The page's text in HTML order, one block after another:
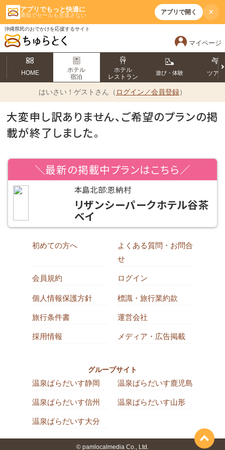
アプリでもっと快適に
通知でセールも見逃さない アプリで開く ×
沖縄県民のおでかけを応援するサイト
マイページ
HOME
ホテル
宿泊
ホテル
レストラン
遊び・体験 ツアー
はいさい！ ゲストさん（ ログイン／会員登録）
大変申し訳ありません、ご希望のプランの掲
載が終了しました。
＼最新の掲載中プランはこちら／
本島北部:恩納村
リザンシーパークホテル谷茶
ベイ
初めての方へ
よくある質問・お問合
せ
会員規約 ログイン
個人情報保護方針 標識・旅行業約款
旅行条件書 運営会社
採用情報 メディア・広告掲載
グループサイト
温泉ぱらだいす静岡 温泉ぱらだいす鹿児島
温泉ぱらだいす信州 温泉ぱらだいす山形
温泉ぱらだいす大分
© pamlocalmedia Co., Ltd.